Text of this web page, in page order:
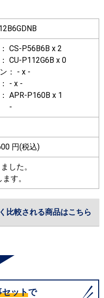
CS-P56B6B x 2
CU-P112G6B x 0
： - x -
- x -
APR-P160B x 1
円(税込)
した。
す。
比較される商品はこちら
ットで